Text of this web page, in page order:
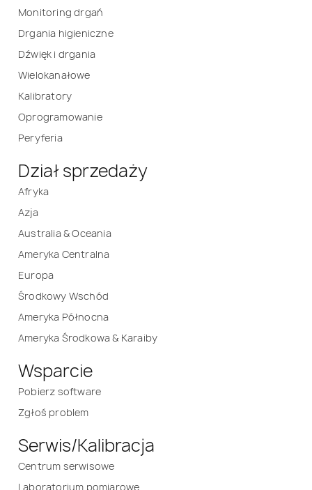
Monitoring drgań
Drgania higieniczne
Dźwięk i drgania
Wielokanałowe
Kalibratory
Oprogramowanie
Peryferia
Dział sprzedaży
Afryka
Azja
Australia & Oceania
Ameryka Centralna
Europa
Środkowy Wschód
Ameryka Północna
Ameryka Środkowa & Karaiby
Wsparcie
Pobierz software
Zgłoś problem
Serwis/Kalibracja
Centrum serwisowe
Laboratorium pomiarowe